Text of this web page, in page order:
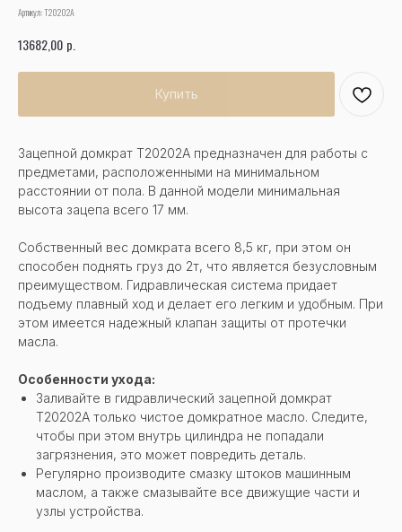
Артикул:T20202A
13682,00 р.
Купить
Зацепной домкрат Т20202А предназначен для работы с
предметами, расположенными на минимальном
расстоянии от пола. В данной модели минимальная
высота зацепа всего 17 мм.
Собственный вес домкрата всего 8,5 кг, при этом он
способен поднять груз до 2т, что является безусловным
преимуществом. Гидравлическая система придает
подъему плавный ход и делает его легким и удобным. При
этом имеется надежный клапан защиты от протечки
масла.
Особенности ухода:
Заливайте в гидравлический зацепной домкрат
Т20202А только чистое домкратное масло. Следите,
чтобы при этом внутрь цилиндра не попадали
загрязнения, это может повредить деталь.
Регулярно производите смазку штоков машинным
маслом, а также смазывайте все движущие части и
узлы устройства.